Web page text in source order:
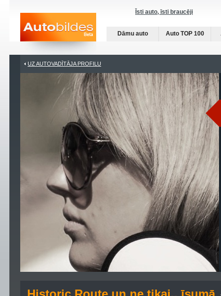
Īsti auto, īsti braucēji
Dāmu auto Auto TOP 100
UZ AUTOVADĪTĀJA PROFILU